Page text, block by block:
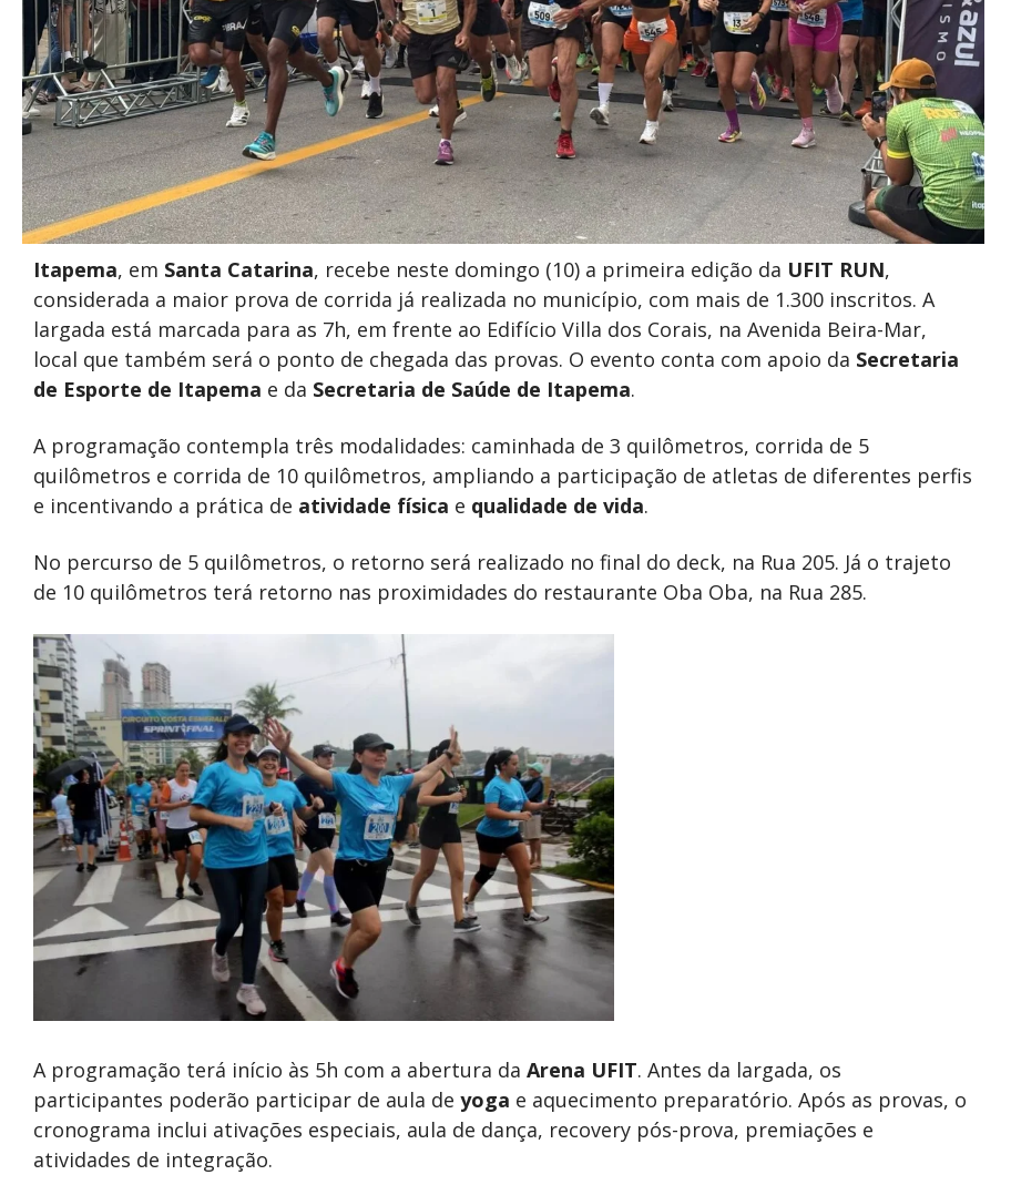
Itapema, em Santa Catarina, recebe neste domingo (10) a primeira edição da UFIT RUN,
considerada a maior prova de corrida já realizada no município, com mais de 1.300 inscritos. A
largada está marcada para as 7h, em frente ao Edifício Villa dos Corais, na Avenida Beira-Mar,
local que também será o ponto de chegada das provas. O evento conta com apoio da Secretaria
de Esporte de Itapema e da Secretaria de Saúde de Itapema.
A programação contempla três modalidades: caminhada de 3 quilômetros, corrida de 5
quilômetros e corrida de 10 quilômetros, ampliando a participação de atletas de diferentes perfis
e incentivando a prática de atividade física e qualidade de vida.
No percurso de 5 quilômetros, o retorno será realizado no final do deck, na Rua 205. Já o trajeto
de 10 quilômetros terá retorno nas proximidades do restaurante Oba Oba, na Rua 285.
A programação terá início às 5h com a abertura da Arena UFIT. Antes da largada, os
participantes poderão participar de aula de yoga e aquecimento preparatório. Após as provas, o
cronograma inclui ativações especiais, aula de dança, recovery pós-prova, premiações e
atividades de integração.